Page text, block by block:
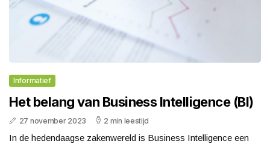
Informatief
Het belang van Business Intelligence (BI)
27 november 2023 2 min leestijd
In de hedendaagse zakenwereld is Business Intelligence een